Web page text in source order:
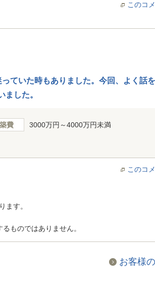
このコ
ていた時もありました。今回、よく話
した。
費 3000万円～4000万円未満
このコ
ます。
ものではありません。
お客様